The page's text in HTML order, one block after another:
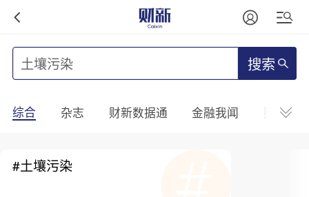
搜索
综合 杂志 财新数据通 金融我闻 财新
#土壤污染